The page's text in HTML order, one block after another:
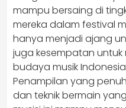
mampu bersaing di
mereka dalam festival
hanya menjadi ajang
juga kesempatan untuk
budaya musik
Penampilan yang
dan teknik bermain